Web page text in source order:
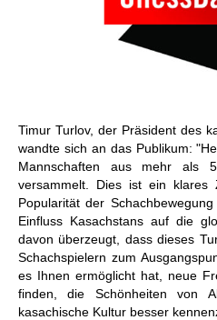
Timur Turlov, der Präsident des
wandte sich an das Publikum:
Mannschaften aus mehr als
versammelt. Dies ist ein klares
Popularität der
Einfluss Kasachstans auf die
davon überzeugt, dass dieses
Schachspielern zum
es Ihnen ermöglicht hat, neue
finden, die Schönheiten von
kasachische Kultur besser